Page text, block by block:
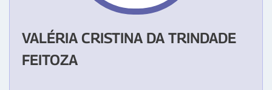
VALÉRIA CRISTINA DA TRINDADE
FEITOZA